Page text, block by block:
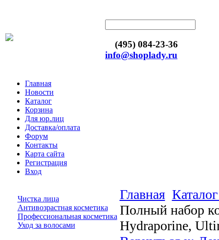
(495) 084-23-36
info@shoplady.ru
Главная
Новости
Каталог
Корзина
Для юр.лиц
Доставка/оплата
Форум
Контакты
Карта сайта
Регистрация
Вход
Чистка лица
Антивозрастная косметика
Профессиональная косметика
Уход за волосами
Главная
Полный набор
Hydraporine,